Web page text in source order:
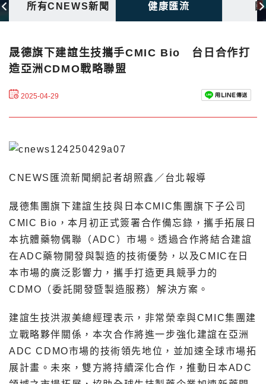
所有CNEWS新聞 健康匯流
晟德旗下建誼生技攜手CMIC Bio 台日合作打
造亞洲CDMO戰略聯盟
2025-04-29
CNEWS匯流新聞網記者胡照鑫／台北報導
晟德集團旗下建誼生技與日本CMIC集團旗下子公司
CMIC Bio，本月初正式簽署合作備忘錄，攜手拓展日
本抗體藥物偶聯（ADC）市場。透過合作將結合建誼
在ADC藥物開發與製造的技術優勢，以及CMIC在日
本市場的廣泛影響力，攜手打造更具競爭力的
CDMO（委託開發暨製造服務）解決方案。
建誼生技洪淑美總經理表示，非常榮幸與CMIC集團建
立戰略夥伴關係，本次合作將進一步強化建誼在亞洲
ADC CDMO市場的技術領先地位，並加速全球市場拓
展計畫。未來，雙方將持續深化合作，推動日本ADC